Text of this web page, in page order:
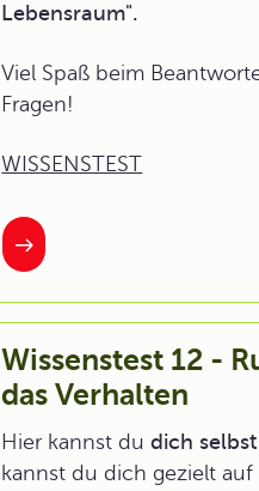
Lebensraum".
Viel Spaß beim
Fragen!
WISSENSTEST
Wissenstest 12 -
das Verhalten
Hier kannst dudich
kannst du dich gezielt